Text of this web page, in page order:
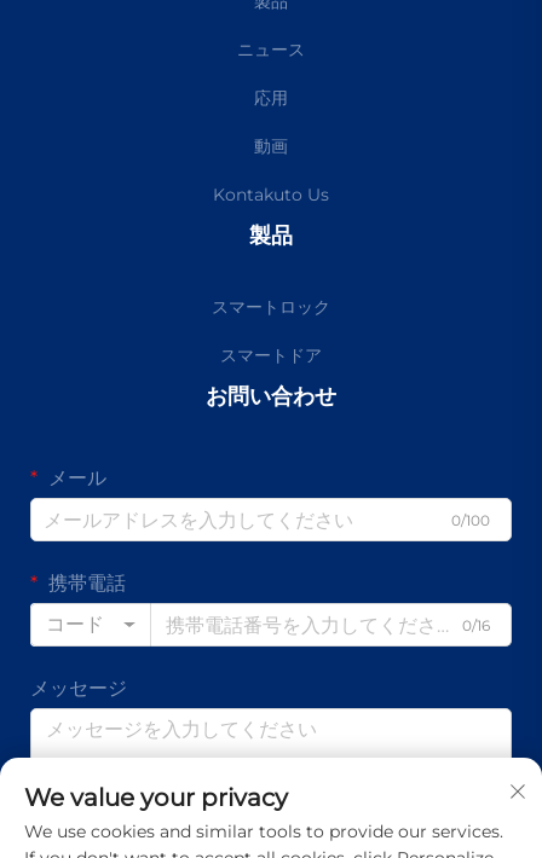
ニュース
応用
動画
Kontakuto Us
製品
スマートロック
スマートドア
お問い合わせ
メール
0/100
携帯電話
コード
0/16
メッセージ
We value your privacy
We use cookies and similar tools to provide our services.